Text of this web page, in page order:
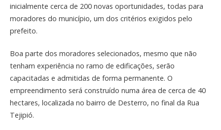
inicialmente cerca de 200 novas oportunidades, todas para
moradores do município, um dos critérios exigidos pelo
prefeito.
Boa parte dos moradores selecionados, mesmo que não
tenham experiência no ramo de edificações, serão
capacitadas e admitidas de forma permanente. O
empreendimento será construído numa área de cerca de 40
hectares, localizada no bairro de Desterro, no final da Rua
Tejipió.